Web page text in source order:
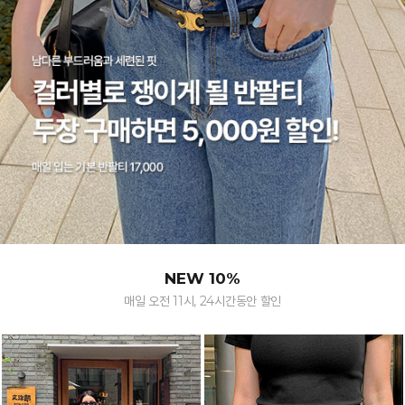
NEW 10%
매일 오전 11시, 24시간동안 할인